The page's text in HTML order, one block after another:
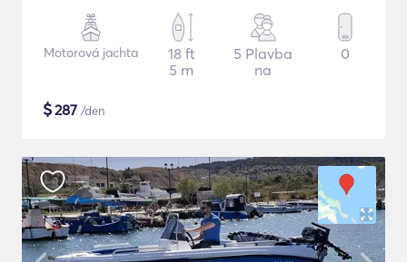
Motorová jachta
18 ft
5 m
5 Plavba
na
0
$287 /den